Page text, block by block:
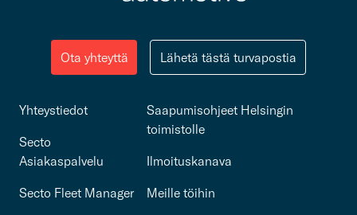
Ota yhteyttä Lähetä tästä turvapostia
Yhteystiedot
Secto
Asiakaspalvelu
Secto Fleet Manager
Saapumisohjeet Helsingin
toimistolle
Ilmoituskanava
Meille töihin